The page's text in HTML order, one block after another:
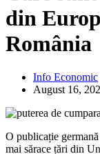
din
România
Info Economic
August 16,
O publicație
mai sărace țări din